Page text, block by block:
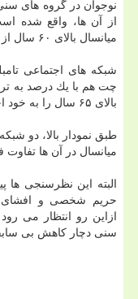
میانسال بالای ۶۰ سال از این شبكه اجتماعی بهره برده اند.
شبكه های اجتماعی
چت هم با یك درصد به
بالای ۶۵ سال را به خود اختصاص داده اند.
طبق نمودار بالا، دو
میانسال در آن ها
البته این نظرسنجی
حریم شخصی و افشای
ازاین رو انتظار می
سنی دچار كاهش بی